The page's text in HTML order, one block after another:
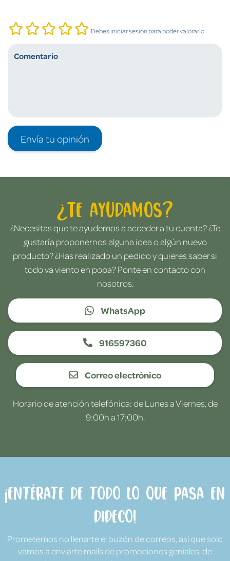
Debes iniciar sesión para poder valorarlo
Envía tu opinión
¿Te ayudamos?
¿Necesitas que te ayudemos a acceder a tu cuenta? ¿Te
gustaría proponernos alguna idea o algún nuevo
producto? ¿Has realizado un pedido y quieres saber si
todo va viento en popa? Ponte en contacto con
nosotros.
WhatsApp
916597360
Correo electrónico
Horario de atención telefónica: de Lunes a Viernes, de
9:00h a 17:00h.
¡Entérate de todo lo que pasa en
Dideco!
Prometemos no llenarte el buzón de correos, así que solo
vamos a enviarte mails de promociones geniales, de